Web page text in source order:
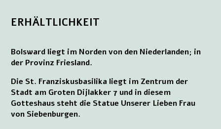
ERHÄLTLICHKEIT
Bolsward liegt im Norden von den Niederlanden; in
der Provinz Friesland.
Die St. Franziskusbasilika liegt im Zentrum der
Stadt am Groten Dijlakker 7 und in diesem
Gotteshaus steht die Statue Unserer Lieben Frau
von Siebenburgen.